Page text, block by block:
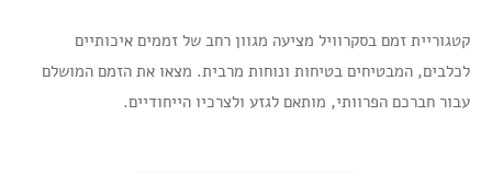
קטגוריית זמם בסקרוויל מציעה מגוון רחב של זממים איכותיים
לכלבים, המבטיחים בטיחות ונוחות מרבית. מצאו את הזמם המושלם
עבור חברכם הפרוותי, מותאם לגזע ולצרכיו הייחודיים.